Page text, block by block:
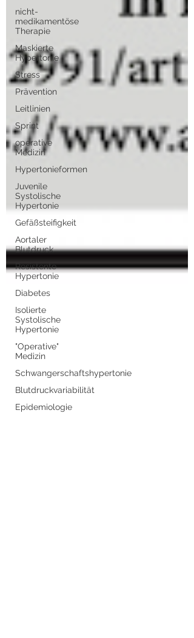
nicht-
medikamentöse
Therapie
Maskierte
Hypertonie
Stress
Prävention
Leitlinien
Sprint
operative
Medizin
Hypertonieformen
Juvenile
Systolische
Hypertonie
Gefäßsteifigkeit
Aortaler
Blutdruck
Resistente
Hypertonie
Diabetes
Isolierte
Systolische
Hypertonie
"Operative"
Medizin
Schwangerschaftshypertonie
Blutdruckvariabilität
Epidemiologie